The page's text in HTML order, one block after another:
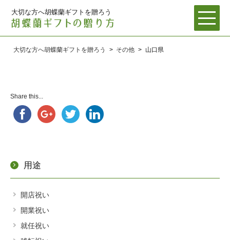
大切な方へ胡蝶蘭ギフトを贈ろう
地域
を
胡蝶蘭の育て方
格を大公開！
お問い合わせ
大切な方へ胡蝶蘭ギフトを贈ろう > その他 > 山口県
Share this...
用途
開店祝い
開業祝い
就任祝い